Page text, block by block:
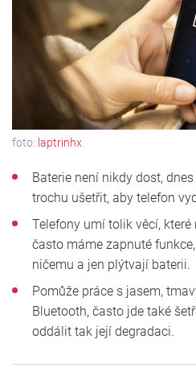
foto: laptrinhx
Baterie není nikdy dost,
trochu ušetřit, aby telefon
Telefony umí tolik věcí,
často máme zapnuté
ničemu a jen plýtvají baterii.
Pomůže práce s jasem,
Bluetooth, často jde také
oddálit tak její degradaci.